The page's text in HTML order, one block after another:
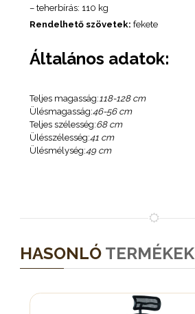
– teherbírás: 110 kg
Rendelhető szövetek: fekete
Általános adatok:
Teljes magasság:118-128 cm
Ülésmagasság:46-56 cm
Teljes szélesség:68 cm
Ülésszélesség:41 cm
Ülésmélység:49 cm
HASONLÓ TERMÉKEK